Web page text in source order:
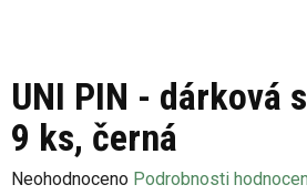
UNI PIN - dárková
9 ks, černá
Průměrné
Neohodnoceno Podrobnosti